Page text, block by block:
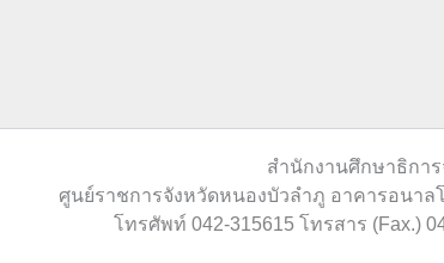
สำนักงานศึกษาธิกา
ศูนย์ราชการจังหวัดหนองบัวลำภู อาคารอนาล
โทรศัพท์ 042-315615 โทรสาร (Fax.)